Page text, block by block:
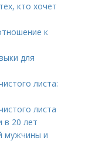
кто хочет
к
для
листа:
листа
в 20 лет
мужчины и